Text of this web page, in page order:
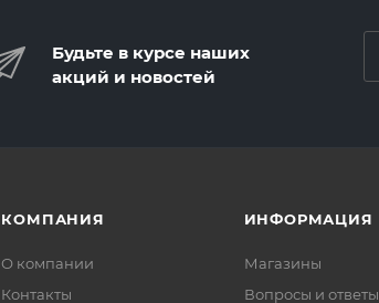
Будьте в курсе наших
акций и новостей
КОМПАНИЯ
О компании
Контакты
ИНФОРМАЦИЯ
Магазины
Вопросы и ответы